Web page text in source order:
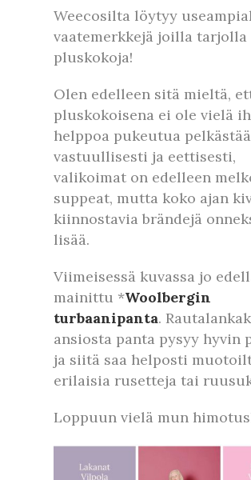
Weecosilta löytyy
vaatemerkkejä joilla tarjolla
pluskokoja!
Olen edelleen sitä mieltä,
pluskokoisena ei ole vielä
helppoa pukeutua
vastuullisesti ja eettisesti,
valikoimat on edelleen
suppeat, mutta koko ajan
kiinnostavia brändejä
lisää.
Viimeisessä kuvassa jo
mainittu *Woolbergin
turbaanipanta.
ansiosta panta pysyy hyvin
ja siitä saa helposti
erilaisia rusetteja tai
Loppuun vielä mun